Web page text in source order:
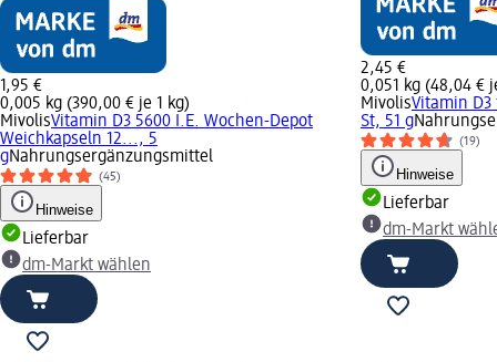
1,95 €
0,005 kg (390,00 € je 1 kg)
MivolisVitamin D3 5600 I.E. Wochen-Depot
Weichkapseln 12..., 5
gNahrungsergänzungsmittel
(45)
Hinweise
Lieferbar
dm-Markt wählen
2,45 €
0,051 kg (48,04 €
MivolisVitamin
St, 51 g
(19)
Hinweise
Lieferbar
dm-Markt